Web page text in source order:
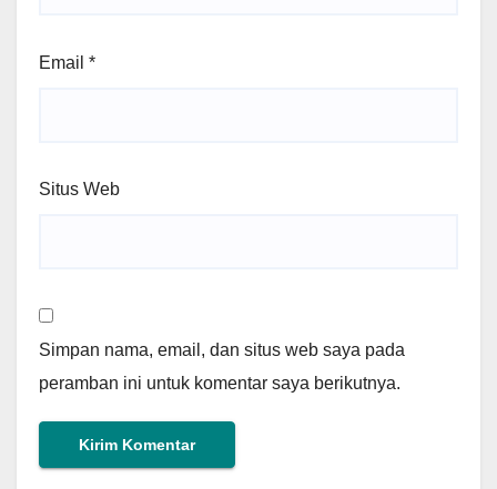
Email *
Situs Web
Simpan nama, email, dan situs web saya pada
peramban ini untuk komentar saya berikutnya.